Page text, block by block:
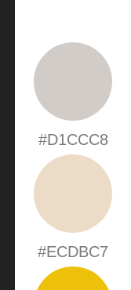
#D1CCC8
#ECDBC7